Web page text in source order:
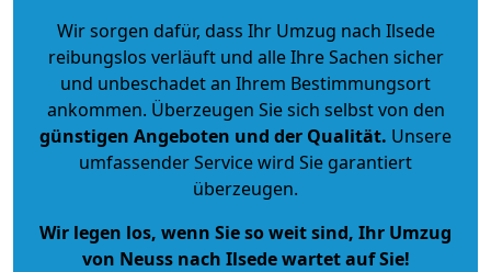
Wir sorgen dafür, dass Ihr Umzug nach Ilsede
reibungslos verläuft und alle Ihre Sachen sicher
und unbeschadet an Ihrem Bestimmungsort
ankommen. Überzeugen Sie sich selbst von den
günstigen Angeboten und der Qualität. Unsere
umfassender Service wird Sie garantiert
überzeugen.
Wir legen los, wenn Sie so weit sind, Ihr Umzug
von Neuss nach Ilsede wartet auf Sie!